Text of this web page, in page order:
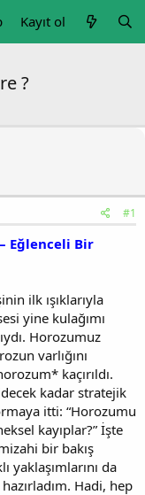
Kayıt ol
?
#1
Eğlenceli Bir
ilk ışıklarıyla
yine kulağımı
Horozumuz
varlığını
kaçırıldı.
kadar stratejik
itti: “Horozumu
kayıplar?” İşte
bir bakış
yaklaşımlarını da
Hadi, hep